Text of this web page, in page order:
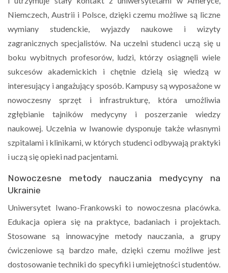
Niemczech, Austrii i Polsce, dzięki czemu możliwe są liczne
wymiany studenckie, wyjazdy naukowe i wizyty
zagranicznych specjalistów. Na uczelni studenci uczą się u
boku wybitnych profesorów, ludzi, którzy osiągnęli wiele
sukcesów akademickich i chętnie dzielą się wiedzą w
interesujący i angażujący sposób. Kampusy są wyposażone w
nowoczesny sprzęt i infrastrukturę, która umożliwia
zgłębianie tajników medycyny i poszerzanie wiedzy
naukowej. Uczelnia w Iwanowie dysponuje także własnymi
szpitalami i klinikami, w których studenci odbywają praktyki
i uczą się opieki nad pacjentami.
Nowoczesne metody nauczania medycyny na
Ukrainie
Uniwersytet Iwano-Frankowski to nowoczesna placówka.
Edukacja opiera się na praktyce, badaniach i projektach.
Stosowane są innowacyjne metody nauczania, a grupy
ćwiczeniowe są bardzo małe, dzięki czemu możliwe jest
dostosowanie techniki do specyfiki i umiejętności studentów.